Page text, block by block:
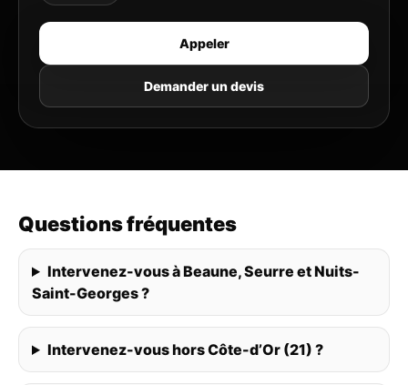
Appeler
Demander un devis
Questions fréquentes
Intervenez-vous à Beaune, Seurre et Nuits-
Saint-Georges ?
Intervenez-vous hors Côte-d’Or (21) ?